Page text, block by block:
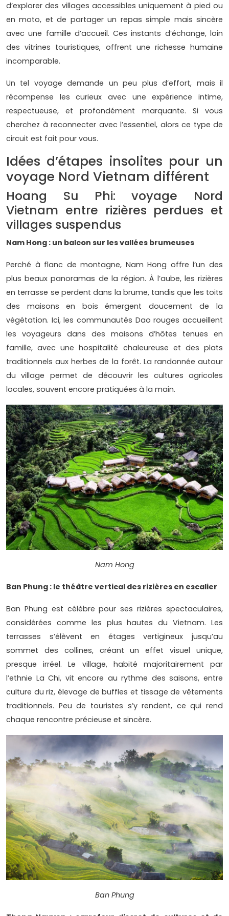
d’explorer des villages accessibles uniquement à pied ou
en moto, et de partager un repas simple mais sincère
avec une famille d’accueil. Ces instants d’échange, loin
des vitrines touristiques, offrent une richesse humaine
incomparable.
Un tel voyage demande un peu plus d’effort, mais il
récompense les curieux avec une expérience intime,
respectueuse, et profondément marquante. Si vous
cherchez à reconnecter avec l’essentiel, alors ce type de
circuit est fait pour vous.
Idées d’étapes insolites pour un
voyage Nord Vietnam différent
Hoang Su Phi: voyage Nord
Vietnam entre rizières perdues et
villages suspendus
Nam Hong : un balcon sur les vallées brumeuses
Perché à flanc de montagne, Nam Hong offre l’un des
plus beaux panoramas de la région. À l’aube, les rizières
en terrasse se perdent dans la brume, tandis que les toits
des maisons en bois émergent doucement de la
végétation. Ici, les communautés Dao rouges accueillent
les voyageurs dans des maisons d’hôtes tenues en
famille, avec une hospitalité chaleureuse et des plats
traditionnels aux herbes de la forêt. La randonnée autour
du village permet de découvrir les cultures agricoles
locales, souvent encore pratiquées à la main.
Nam Hong
Ban Phung : le théâtre vertical des rizières en escalier
Ban Phung est célèbre pour ses rizières spectaculaires,
considérées comme les plus hautes du Vietnam. Les
terrasses s’élèvent en étages vertigineux jusqu’au
sommet des collines, créant un effet visuel unique,
presque irréel. Le village, habité majoritairement par
l’ethnie La Chi, vit encore au rythme des saisons, entre
culture du riz, élevage de buffles et tissage de vêtements
traditionnels. Peu de touristes s’y rendent, ce qui rend
chaque rencontre précieuse et sincère.
Ban Phung